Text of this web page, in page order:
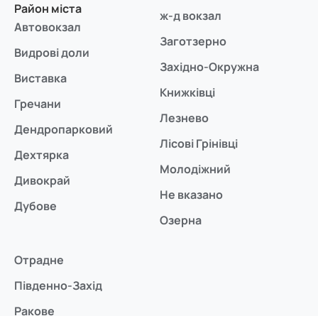
Район міста
Автовокзал
Видрові доли
Виставка
Гречани
Дендропарковий
Дехтярка
Дивокрай
Дубове
ж-д вокзал
Заготзерно
Західно-Окружна
Книжківці
Лезнево
Лісові Грінівці
Молодіжний
Не вказано
Озерна
Отрадне
Південно-Захід
Ракове